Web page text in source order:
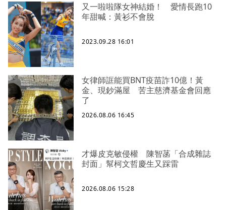
又一啦啦隊女神結婚！ 愛情長跑10
年甜喊：黃衫不會脫
2023.09.28 16:01
女律師誆能買BNT疫苗詐10億！黃
金、現鈔滿屋 苦主慈濟基金會回應
了
2026.08.06 16:45
才爆皮克敏侵權 陳智菡「合成雜誌
封面」幫柯文哲慶生又踩雷
2026.08.06 15:28